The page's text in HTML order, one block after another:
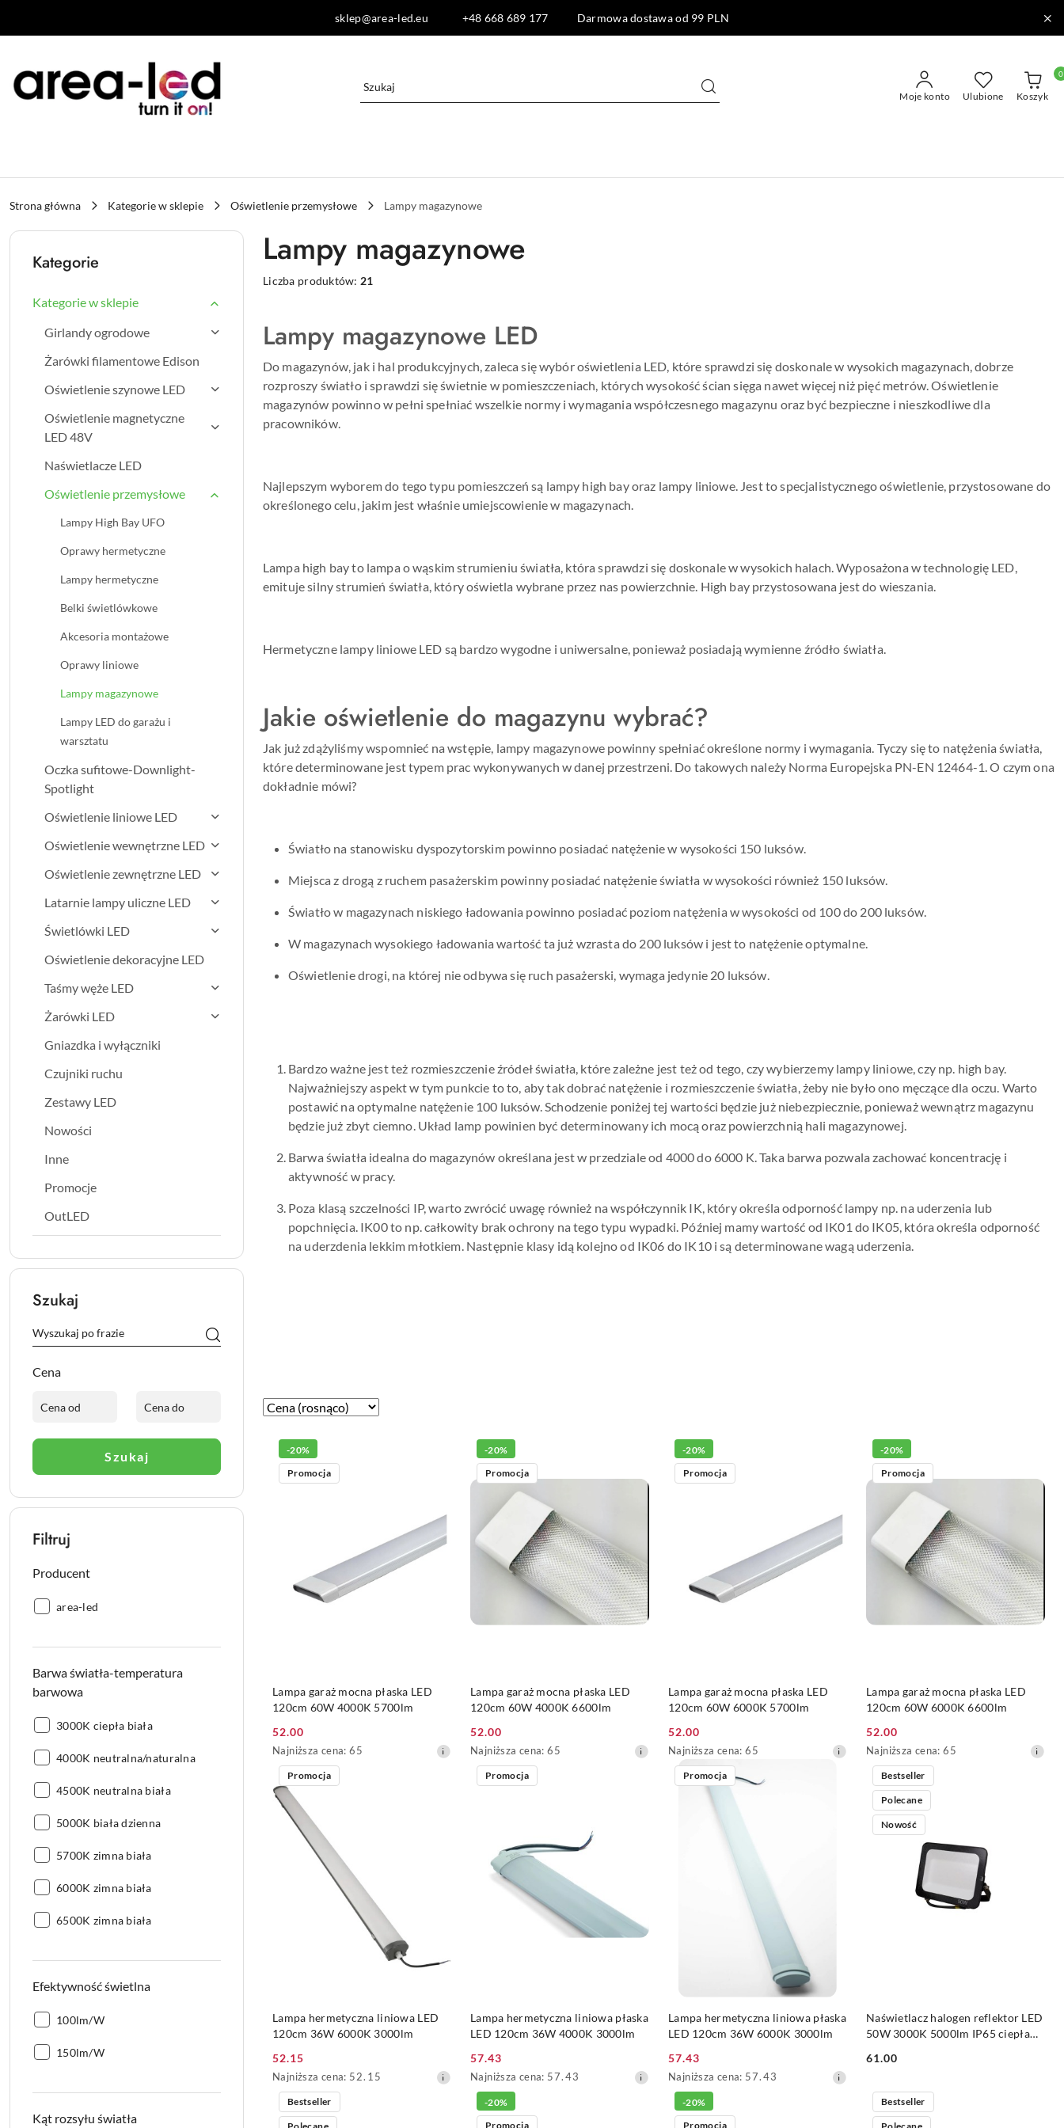
sklep@area-led.eu +48 668 689 177 Darmowa dostawa od 99 PLN
Moje konto Ulubione Koszyk
0
Strona główna Kategorie w sklepie Oświetlenie przemysłowe Lampy magazynowe
Kategorie
Kategorie w sklepie
Girlandy ogrodowe
Żarówki filamentowe Edison
Oświetlenie szynowe LED
Oświetlenie magnetyczne
LED 48V
Naświetlacze LED
Oświetlenie przemysłowe
Lampy High Bay UFO
Oprawy hermetyczne
Lampy hermetyczne
Belki świetlówkowe
Akcesoria montażowe
Oprawy liniowe
Lampy magazynowe
Lampy LED do garażu i
warsztatu
Oczka sufitowe-Downlight-
Spotlight
Oświetlenie liniowe LED
Oświetlenie wewnętrzne LED
Oświetlenie zewnętrzne LED
Latarnie lampy uliczne LED
Świetlówki LED
Oświetlenie dekoracyjne LED
Taśmy węże LED
Żarówki LED
Gniazdka i wyłączniki
Czujniki ruchu
Zestawy LED
Nowości
Inne
Promocje
OutLED
Szukaj
Cena
Szukaj
Filtruj
Producent
Producent:
area-led
Barwa światła-temperatura
barwowa
Barwa
temperatura
3000K ciepła biała
Barwa
temperatura
4000K neutralna/naturalna
Barwa
temperatura
4500K neutralna biała
Barwa
temperatura
5000K biała dzienna
Barwa
temperatura
5700K zimna biała
Barwa
temperatura
6000K zimna biała
Barwa
6500K zimna biała
Efektywność świetlna
Efektywność
100lm/W
Efektywność
150lm/W
Kąt rozsyłu światła
Lampy magazynowe
Liczba produktów: 21
Lampy magazynowe LED
Do magazynów, jak i hal produkcyjnych, zaleca się wybór oświetlenia LED, które sprawdzi się doskonale w wysokich magazynach, dobrze
rozproszy światło i sprawdzi się świetnie w pomieszczeniach, których wysokość ścian sięga nawet więcej niż pięć metrów. Oświetlenie
magazynów powinno w pełni spełniać wszelkie normy i wymagania współczesnego magazynu oraz być bezpieczne i nieszkodliwe dla
pracowników.
Najlepszym wyborem do tego typu pomieszczeń są lampy high bay oraz lampy liniowe. Jest to specjalistycznego oświetlenie, przystosowane do
określonego celu, jakim jest właśnie umiejscowienie w magazynach.
Lampa high bay to lampa o wąskim strumieniu światła, która sprawdzi się doskonale w wysokich halach. Wyposażona w technologię LED,
emituje silny strumień światła, który oświetla wybrane przez nas powierzchnie. High bay przystosowana jest do wieszania.
Hermetyczne lampy liniowe LED są bardzo wygodne i uniwersalne, ponieważ posiadają wymienne źródło światła.
Jakie oświetlenie do magazynu wybrać?
Jak już zdążyliśmy wspomnieć na wstępie, lampy magazynowe powinny spełniać określone normy i wymagania. Tyczy się to natężenia światła,
które determinowane jest typem prac wykonywanych w danej przestrzeni. Do takowych należy Norma Europejska PN-EN 12464-1. O czym ona
dokładnie mówi?
Światło na stanowisku dyspozytorskim powinno posiadać natężenie w wysokości 150 luksów.
Miejsca z drogą z ruchem pasażerskim powinny posiadać natężenie światła w wysokości również 150 luksów.
Światło w magazynach niskiego ładowania powinno posiadać poziom natężenia w wysokości od 100 do 200 luksów.
W magazynach wysokiego ładowania wartość ta już wzrasta do 200 luksów i jest to natężenie optymalne.
Oświetlenie drogi, na której nie odbywa się ruch pasażerski, wymaga jedynie 20 luksów.
Bardzo ważne jest też rozmieszczenie źródeł światła, które zależne jest też od tego, czy wybierzemy lampy liniowe, czy np. high bay.
Najważniejszy aspekt w tym punkcie to to, aby tak dobrać natężenie i rozmieszczenie światła, żeby nie było ono męczące dla oczu. Warto
postawić na optymalne natężenie 100 luksów. Schodzenie poniżej tej wartości będzie już niebezpiecznie, ponieważ wewnątrz magazynu
będzie już zbyt ciemno. Układ lamp powinien być determinowany ich mocą oraz powierzchnią hali magazynowej.
Barwa światła idealna do magazynów określana jest w przedziale od 4000 do 6000 K. Taka barwa pozwala zachować koncentrację i
aktywność w pracy.
Poza klasą szczelności IP, warto zwrócić uwagę również na współczynnik IK, który określa odporność lampy np. na uderzenia lub
popchnięcia. IK00 to np. całkowity brak ochrony na tego typu wypadki. Później mamy wartość od IK01 do IK05, która określa odporność
na uderzdenia lekkim młotkiem. Następnie klasy idą kolejno od IK06 do IK10 i są determinowane wagą uderzenia.
Zastosowano
Cena
(rosnąco).
Sortuj
Lampa garaż mocna płaska LED
120cm 60W 4000K 5700lm
Cena
promocyjna:
52.00
Najniższa
cena
30
dni
przed
obniżką
Najniższa cena: 65
-20%
Promocja
Lampa garaż mocna płaska LED
120cm 60W 4000K 6600lm
Cena
promocyjna:
52.00
Najniższa
cena
Najniższa cena: 65
-20%
Promocja
Lampa garaż mocna płaska LED
120cm 60W 6000K 5700lm
Cena
promocyjna:
52.00
Najniższa
cena
Najniższa cena: 65
-20%
Promocja
Lampa garaż mocna płaska LED
120cm 60W 6000K 6600lm
Cena
promocyjna:
52.00
Najniższa
cena
30
dni
przed
obniżką
Najniższa cena: 65
-20%
Promocja
Lampa hermetyczna liniowa LED
120cm 36W 6000K 3000lm
Cena
promocyjna:
52.15
Najniższa
cena
30
Najniższa cena: 52.15
Promocja
Lampa hermetyczna liniowa płaska
LED 120cm 36W 4000K 3000lm
Cena
promocyjna:
57.43
Najniższa
cena
30
Najniższa cena: 57.43
Promocja
Lampa hermetyczna liniowa płaska
LED 120cm 36W 6000K 3000lm
Cena
promocyjna:
57.43
Najniższa
cena
30
Najniższa cena: 57.43
Promocja
Naświetlacz halogen reflektor LED
50W 3000K 5000lm IP65 ciepła
Cena:
61.00
Bestseller
Polecane
Nowość
Bestseller
-20%
Promocja
-20%
Promocja
Bestseller